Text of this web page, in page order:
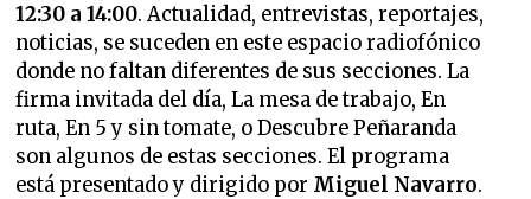
12:30 a 14:00. Actualidad, entrevistas, reportajes,
noticias, se suceden en este espacio radiofónico
donde no faltan diferentes de sus secciones. La
firma invitada del día, La mesa de trabajo, En
ruta, En 5 y sin tomate, o Descubre Peñaranda
son algunos de estas secciones. El programa
está presentado y dirigido por Miguel Navarro.